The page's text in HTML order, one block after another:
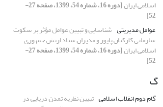
اسلامی ایران [دوره 16، شماره 54، 1399، صفحه 27-
52]
عوامل مدیریتی شناسایی و تبیین عوامل مؤثر بر سکوت
سازمانی کارکنان پایور و مدیران ستاد ارتش جمهوری
اسلامی ایران [دوره 16، شماره 54، 1399، صفحه 27-
52]
گ
گام دوم انقلاب اسلامی تبیین نظریه تمدن دریایی در